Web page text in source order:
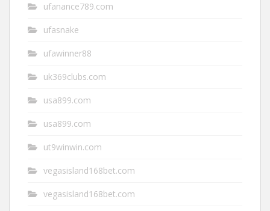
ufanance789.com
ufasnake
ufawinner88
uk369clubs.com
usa899.com
usa899.com
ut9winwin.com
vegasisland168bet.com
vegasisland168bet.com